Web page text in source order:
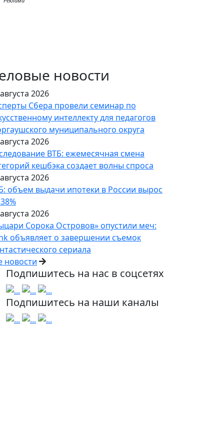
новости
2026
Сбера провели семинар по
интеллекту для педагогов
муниципального округа
2026
ВТБ: ежемесячная смена
кешбэка создает волны спроса
2026
объем выдачи ипотеки в России вырос
2026
Сорока Островов» опустили меч:
объявляет о завершении съемок
сериала
новости
Подпишитесь на нас в соцсетях
Подпишитесь на наши каналы